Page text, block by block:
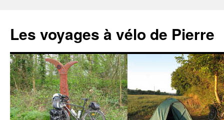
contenu
Les voyages à vélo de Pierre